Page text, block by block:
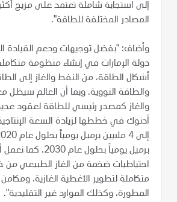
إلى استجابة شاملة تعتمد على مزيج
المصادر المختلفة للطاقة".
وأضاف: "بفضل توجيهات ودعم القيادة
دولة الإمارات في إنشاء منظومة
أشكال الطاقة، من النفط والغاز إلى
والطاقة النووية. وبما أن العالم سيظل
والغاز كمصدر رئيسي للطاقة لعقود
أدنوك في خططها لزيادة السعة
برميل يومياً بحلول
احتياطيات ضخمة من الغاز الطبيعي من
متكاملة لتطوير الأغطية الغازية، ومكامن
المطورة، وكذلك الموارد غير التقليدية".